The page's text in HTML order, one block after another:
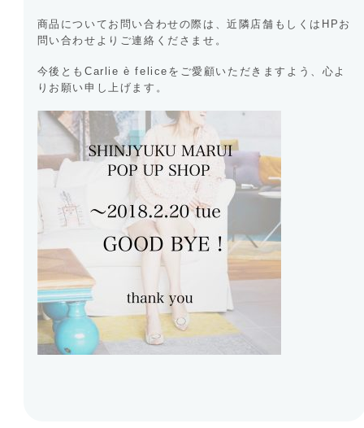
商品についてお問い合わせの際は、近隣店舗もしくはHPお
問い合わせよりご連絡くださませ。
今後ともCarlie è feliceをご愛顧いただきますよう、心よ
りお願い申し上げます。